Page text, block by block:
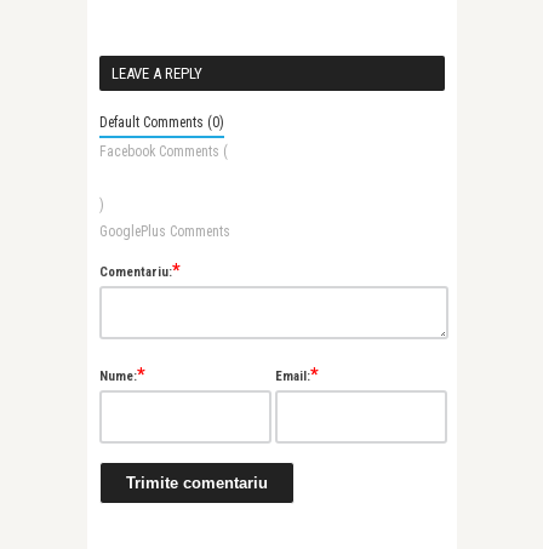
LEAVE A REPLY
Default Comments (0)
Facebook Comments (
)
GooglePlus Comments
Comentariu:*
Nume:* Email:*